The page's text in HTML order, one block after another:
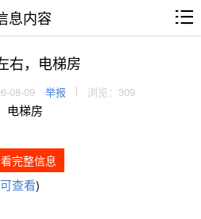
息内容
右，电梯房
08-09 举报 浏览：309
电梯房
完整信息
查看)